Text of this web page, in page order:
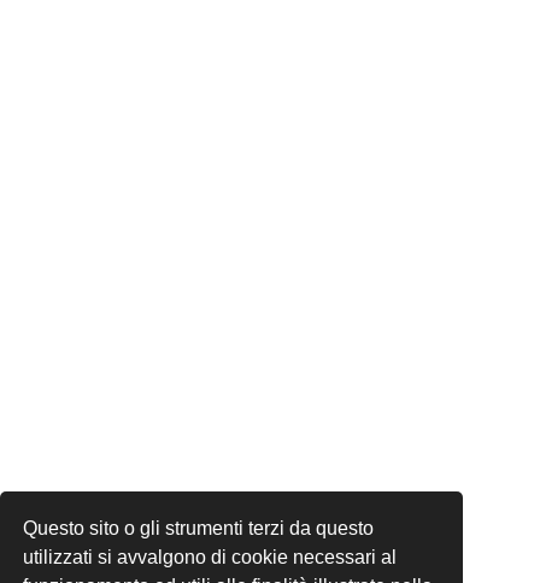
Questo sito o gli strumenti terzi da questo
utilizzati si avvalgono di cookie necessari al